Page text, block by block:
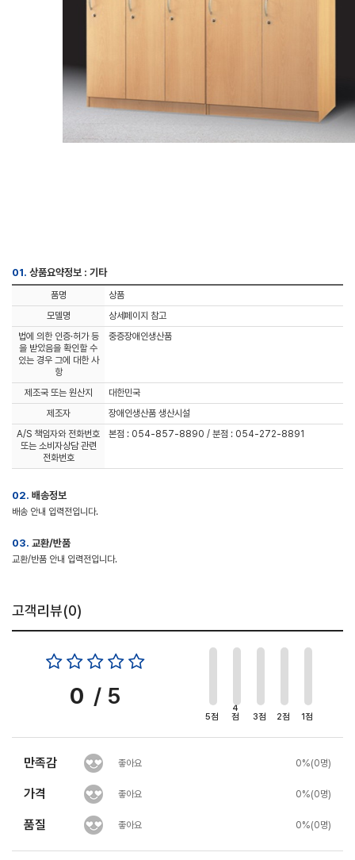
01. 상품요약정보 : 기타
품명
상품
모델명
상세페이지 참고
법에 의한 인증·허가 등
을 받았음을 확인할 수
있는 경우 그에 대한 사
항
중증장애인생산품
제조국 또는 원산지
대한민국
제조자
장애인생산품 생산시설
A/S 책임자와 전화번호
또는 소비자상담 관련
전화번호
본점 : 054-857-8890 / 분점 : 054-272-8891
02. 배송정보
배송 안내 입력전입니다.
03. 교환/반품
교환/반품 안내 입력전입니다.
고객리뷰(0)
0 / 5
5점
4
점
3점 2점 1점
만족감 좋아요 0%(0명)
가격 좋아요 0%(0명)
품질 좋아요 0%(0명)